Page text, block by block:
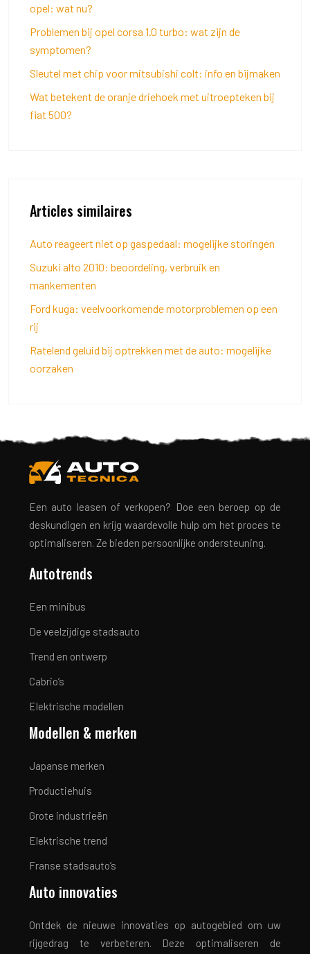
opel: wat nu?
Problemen bij opel corsa 1.0 turbo: wat zijn de
symptomen?
Sleutel met chip voor mitsubishi colt: info en bijmaken
Wat betekent de oranje driehoek met uitroepteken bij
fiat 500?
Articles similaires
Auto reageert niet op gaspedaal: mogelijke storingen
Suzuki alto 2010: beoordeling, verbruik en
mankementen
Ford kuga: veelvoorkomende motorproblemen op een
rij
Ratelend geluid bij optrekken met de auto: mogelijke
oorzaken
Een auto leasen of verkopen? Doe een beroep op de
deskundigen en krijg waardevolle hulp om het proces te
optimaliseren. Ze bieden persoonlijke ondersteuning.
Autotrends
Een minibus
De veelzijdige stadsauto
Trend en ontwerp
Cabrio’s
Elektrische modellen
Modellen & merken
Japanse merken
Productiehuis
Grote industrieën
Elektrische trend
Franse stadsauto’s
Auto innovaties
Ontdek de nieuwe innovaties op autogebied om uw
rijgedrag te verbeteren. Deze optimaliseren de